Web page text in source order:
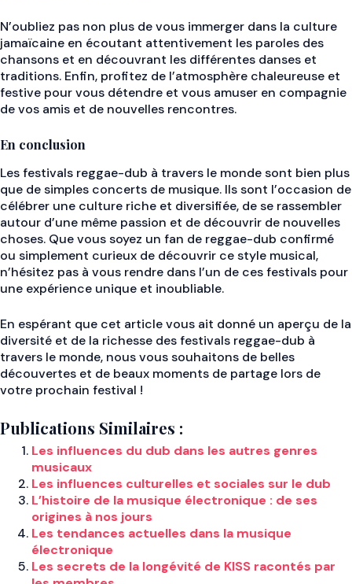
N’oubliez pas non plus de vous immerger dans la culture
jamaïcaine en écoutant attentivement les paroles des
chansons et en découvrant les différentes danses et
traditions. Enfin, profitez de l’atmosphère chaleureuse et
festive pour vous détendre et vous amuser en compagnie
de vos amis et de nouvelles rencontres.
En conclusion
Les festivals reggae-dub à travers le monde sont bien plus
que de simples concerts de musique. Ils sont l’occasion de
célébrer une culture riche et diversifiée, de se rassembler
autour d’une même passion et de découvrir de nouvelles
choses. Que vous soyez un fan de reggae-dub confirmé
ou simplement curieux de découvrir ce style musical,
n’hésitez pas à vous rendre dans l’un de ces festivals pour
une expérience unique et inoubliable.
En espérant que cet article vous ait donné un aperçu de la
diversité et de la richesse des festivals reggae-dub à
travers le monde, nous vous souhaitons de belles
découvertes et de beaux moments de partage lors de
votre prochain festival !
Publications Similaires :
Les influences du dub dans les autres genres
musicaux
Les influences culturelles et sociales sur le dub
L’histoire de la musique électronique : de ses
origines à nos jours
Les tendances actuelles dans la musique
électronique
Les secrets de la longévité de KISS racontés par